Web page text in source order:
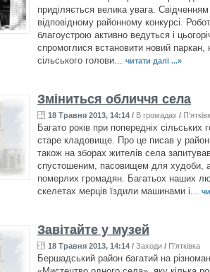
приділяється велика увага.
відповідному районному конкурсі.
благоустрою активно ведуться і
спромоглися встановити новий паркан,
сільського голови... читати далі ...»
Зміниться обличчя села
18 Травня 2013, 14:14 / В громадах /
Багато років при попередніх
старе кладовище. Про це писав у
також на зборах жителів села
спустошеним, пасовищем для худоби,
померлих громадян. Багатьох наших
скелетах мерців їздили машинами і...
Завітайте у музей
18 Травня 2013, 14:14 / Заходи / П'ятківка
Бершадський район багатий на